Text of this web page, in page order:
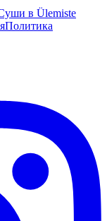
в Ülemiste
Политика